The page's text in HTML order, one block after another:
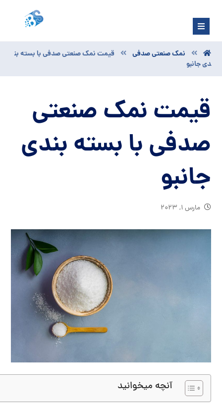
نمک صنعتی صدفی
قیمت نمک صنعتی صدفی با بسته بن
دی جانبو
قیمت نمک صنعتی
صدفی با بسته بندی
جانبو
مارس ۱, ۲۰۲۳
آنچه میخوانید